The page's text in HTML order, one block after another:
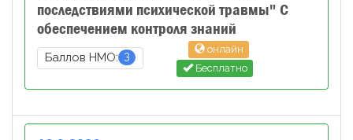
последствиями психической травмы" С
обеспечением контроля знаний
Баллов НМО: 3
онлайн
Бесплатно